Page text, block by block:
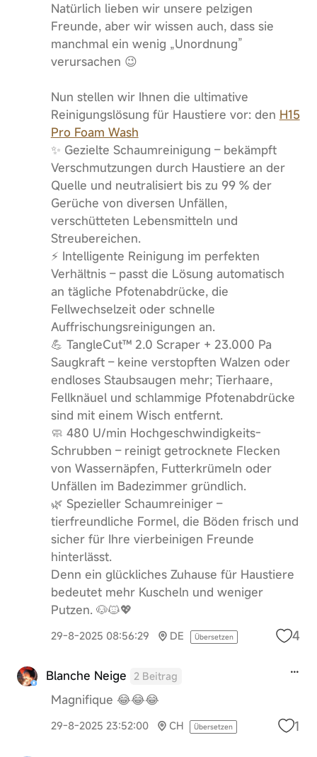
Natürlich lieben wir unsere pelzigen
Freunde, aber wir wissen auch, dass sie
manchmal ein wenig „Unordnung”
verursachen 😉
Nun stellen wir Ihnen die ultimative
Reinigungslösung für Haustiere vor: den H15
Pro Foam Wash
✨ Gezielte Schaumreinigung – bekämpft
Verschmutzungen durch Haustiere an der
Quelle und neutralisiert bis zu 99 % der
Gerüche von diversen Unfällen,
verschütteten Lebensmitteln und
Streubereichen.
⚡ Intelligente Reinigung im perfekten
Verhältnis – passt die Lösung automatisch
an tägliche Pfotenabdrücke, die
Fellwechselzeit oder schnelle
Auffrischungsreinigungen an.
💪 TangleCut™ 2.0 Scraper + 23.000 Pa
Saugkraft – keine verstopften Walzen oder
endloses Staubsaugen mehr; Tierhaare,
Fellknäuel und schlammige Pfotenabdrücke
sind mit einem Wisch entfernt.
🧼 480 U/min Hochgeschwindigkeits-
Schrubben – reinigt getrocknete Flecken
von Wassernäpfen, Futterkrümeln oder
Unfällen im Badezimmer gründlich.
🌿 Spezieller Schaumreiniger –
tierfreundliche Formel, die Böden frisch und
sicher für Ihre vierbeinigen Freunde
hinterlässt.
Denn ein glückliches Zuhause für Haustiere
bedeutet mehr Kuscheln und weniger
Putzen. 🐶🐱💖
29-8-2025 08:56:29 DE Übersetzen 4
Blanche Neige 2 Beitrag
Magnifique 😂😂😂
29-8-2025 23:52:00 CH Übersetzen 1